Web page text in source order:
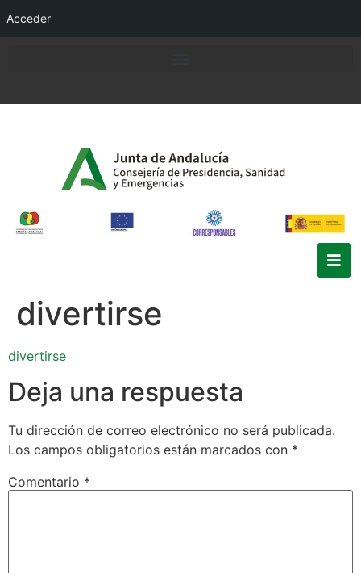
Acceder
divertirse
divertirse
Deja una respuesta
Tu dirección de correo electrónico no será publicada.
Los campos obligatorios están marcados con *
Comentario *